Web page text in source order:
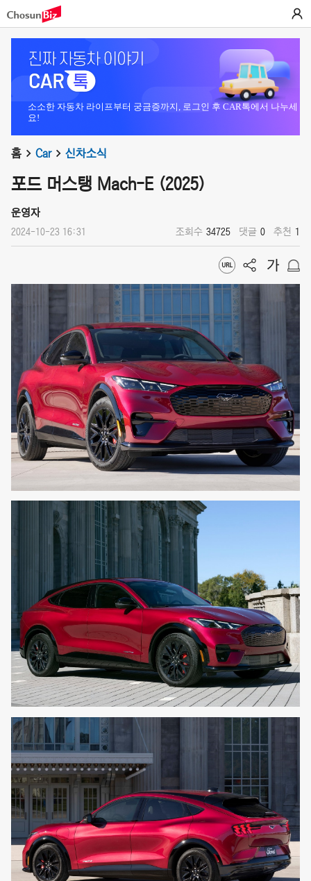
소소한 자동차 라이프부터 궁금증까지, 로그인 후 CAR톡에서 나누세
요!
홈 Car 신차소식
포드 머스탱 Mach-E (2025)
운영자
2024-10-23 16:31 조회수 34725 댓글 0 추천 1